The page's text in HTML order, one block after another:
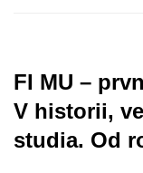
FI MU –
V historii,
studia. Od